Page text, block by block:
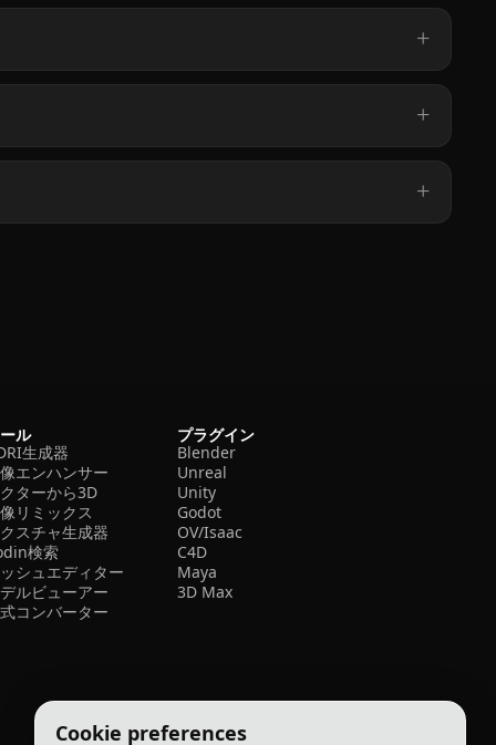
Cookie preferences
ル
生成器
エンハンサー
ターから3D
リミックス
スチャ生成器
検索
シュエディター
ルビューアー
コンバーター
プラグイン
Blender
Unreal
Unity
Godot
OV/Isaac
C4D
Maya
3D Max